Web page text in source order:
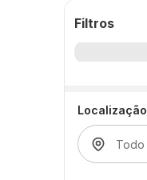
Filtros
Localização